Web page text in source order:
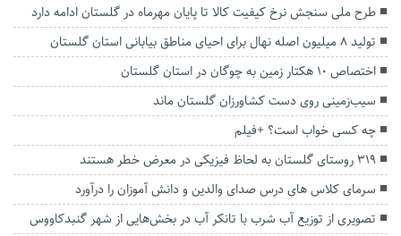
طرح ملی سنجش نرخ کیفیت کالا تا پایان مهرماه در گلستان ادامه دارد
تولید ۸ میلیون اصله نهال برای احیای مناطق بیابانی استان گلستان
اختصاص ۱۰ هکتار زمین به چوگان در استان گلستان
سیب‌زمینی‌ روی دست کشاورزان گلستان ماند
چه کسی‌ خواب‌ است؟ +فیلم
۳۱۹ روستای گلستان به لحاظ فیزیکی در معرض خطر هستند
سرمای کلاس های درس صدای والدین و دانش آموزان را درآورد
تصویری از توزیع آب شرب با تانکر آب در بخش‌هایی از شهر گنبدکاووس